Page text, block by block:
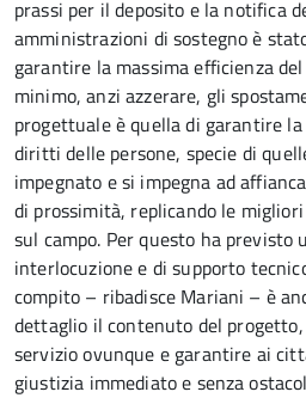
prassi per il deposito e la notifica
amministrazioni di sostegno è
garantire la massima efficienza
minimo, anzi azzerare, gli
progettuale è quella di garantire
diritti delle persone, specie di
impegnato e si impegna ad
di prossimità, replicando le
sul campo. Per questo ha
interlocuzione e di supporto
compito – ribadisce Mariani – è
dettaglio il contenuto del
servizio ovunque e garantire ai
giustizia immediato e senza